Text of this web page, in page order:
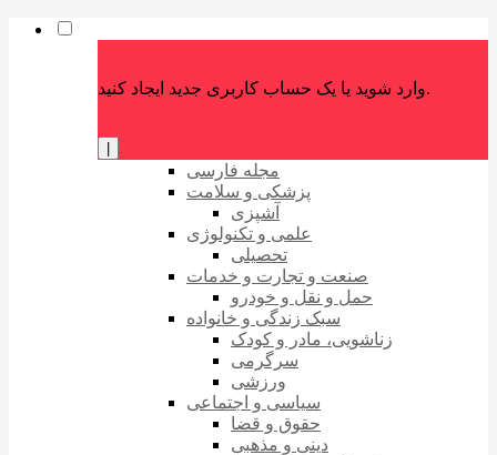
وارد شوید یا یک حساب کاربری جدید ایجاد کنید.
مجله فارسی
پزشکی و سلامت
آشپزی
علمی و تکنولوژی
تحصیلی
صنعت و تجارت و خدمات
حمل و نقل و خودرو
سبک زندگی و خانواده
زناشویی، مادر و کودک
سرگرمی
ورزشی
سیاسی و اجتماعی
حقوق و قضا
دینی و مذهبی